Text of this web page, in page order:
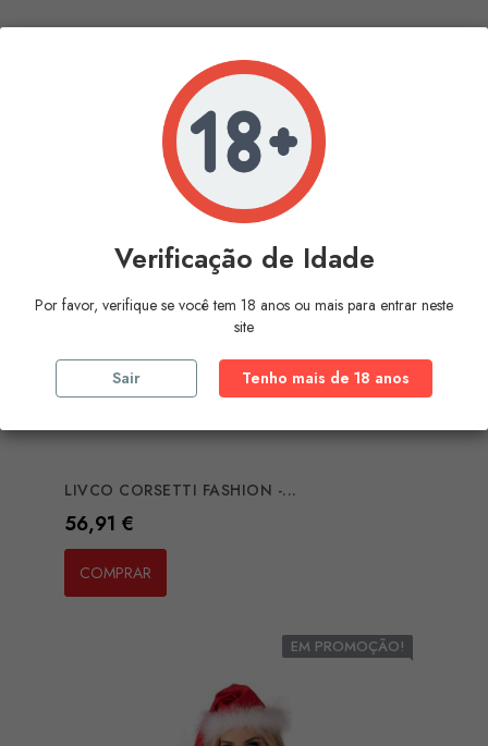
LIVCO CORSETTI FASHION -...
Preço
56,91 €
COMPRAR
EM PROMOÇÃO!
Verificação de Idade
Por favor, verifique se você tem 18 anos ou mais para entrar neste
site
Sair Tenho mais de 18 anos